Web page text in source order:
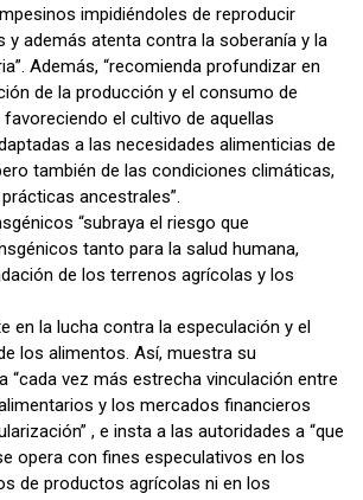
impidiéndoles de reproducir
y además atenta contra la soberanía y la
Además, “recomienda profundizar en
de la producción y el consumo de
el cultivo de aquellas
a las necesidades alimenticias de
también de las condiciones climáticas,
ancestrales”.
“subraya el riesgo que
tanto para la salud humana,
de los terrenos agrícolas y los
en la lucha contra la especulación y el
los alimentos. Así, muestra su
“cada vez más estrecha vinculación entre
y los mercados financieros
, e insta a las autoridades a “que
opera con fines especulativos en los
de productos agrícolas ni en los